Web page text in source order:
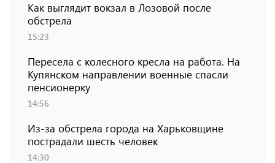
Как выглядит вокзал в Лозовой после
обстрела
15:23
Пересела с колесного кресла на работа. На
Купянском направлении военные спасли
пенсионерку
14:56
Из-за обстрела города на Харьковщине
пострадали шесть человек
14:30